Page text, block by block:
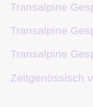
Transalpine
Transalpine
Transalpine
Zeitgenössisch